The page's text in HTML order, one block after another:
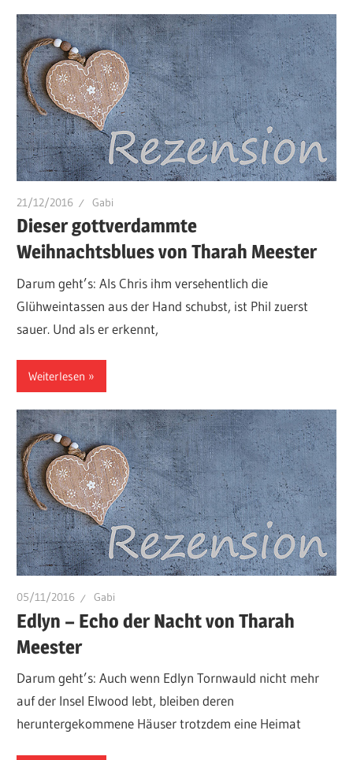
21/12/2016 Gabi
Dieser gottverdammte
Weihnachtsblues von Tharah Meester
Darum geht’s: Als Chris ihm versehentlich die
Glühweintassen aus der Hand schubst, ist Phil zuerst
sauer. Und als er erkennt,
Weiterlesen
05/11/2016 Gabi
Edlyn – Echo der Nacht von Tharah
Meester
Darum geht’s: Auch wenn Edlyn Tornwauld nicht mehr
auf der Insel Elwood lebt, bleiben deren
heruntergekommene Häuser trotzdem eine Heimat